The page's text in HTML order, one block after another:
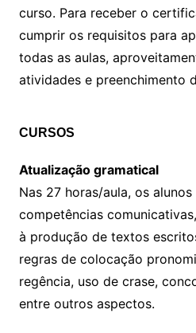
curso. Para receber o
cumprir os requisitos para
todas as aulas,
atividades e preenchimento
CURSOS
Atualização gramatical
Nas 27 horas/aula, os
competências
à produção de textos
regras de colocação
regência, uso de crase,
entre outros aspectos.